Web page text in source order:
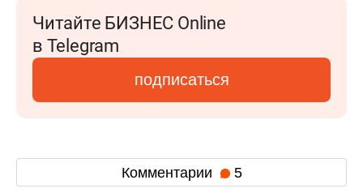
Читайте БИЗНЕС Online
в Telegram
подписаться
Комментарии 5